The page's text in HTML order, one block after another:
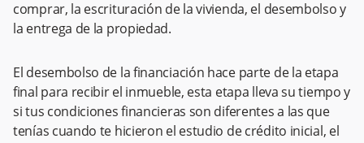
comprar, la escrituración de la vivienda, el desembolso y
la entrega de la propiedad.
El desembolso de la financiación hace parte de la etapa
final para recibir el inmueble, esta etapa lleva su tiempo y
si tus condiciones financieras son diferentes a las que
tenías cuando te hicieron el estudio de crédito inicial, el